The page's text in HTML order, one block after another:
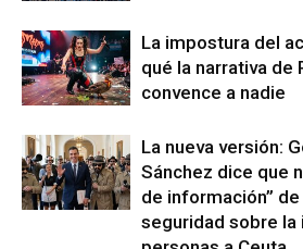
La impostura del
qué la narrativa de
convence a nadie
La nueva versión:
Sánchez dice que
de información”
seguridad sobre la